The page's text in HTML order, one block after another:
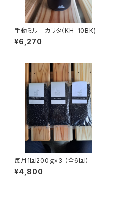
手動ミル カリタ（KH-10BK)
¥6,270
毎月1回200ｇ×3 （全6回）
¥4,800